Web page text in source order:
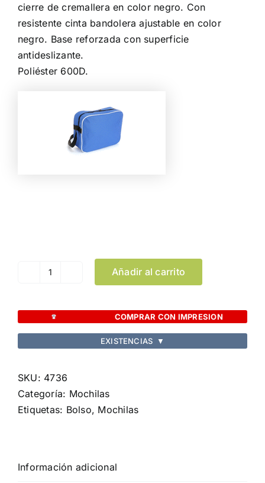
cierre de cremallera en color negro. Con
resistente cinta bandolera ajustable en color
negro. Base reforzada con superficie
antideslizante.
Poliéster 600D.
Bolso
cantidad
Añadir al carrito
COMPRAR CON IMPRESION
EXISTENCIAS ▼
SKU: 4736
Categoría: Mochilas
Etiquetas: Bolso, Mochilas
Información adicional